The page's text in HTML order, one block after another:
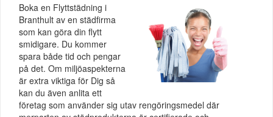
Boka en Flyttstädning i
Branthult av en städfirma
som kan göra din flytt
smidigare. Du kommer
spara både tid och pengar
på det. Om miljöaspekterna
är extra viktiga för Dig så
kan du även anlita ett
företag som använder sig utav rengöringsmedel där